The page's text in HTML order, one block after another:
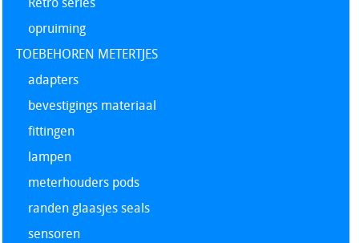
opruiming
TOEBEHOREN METERTJES
adapters
bevestigings materiaal
fittingen
lampen
meterhouders pods
randen glaasjes seals
sensoren